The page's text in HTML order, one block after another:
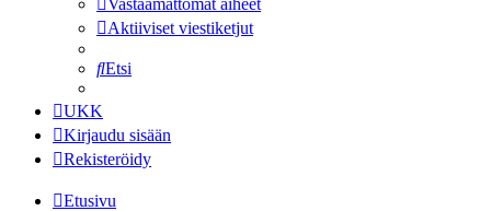
Vastaamattomat aiheet
Aktiiviset viestiketjut
Etsi
UKK
Kirjaudu sisään
Rekisteröidy
Etusivu